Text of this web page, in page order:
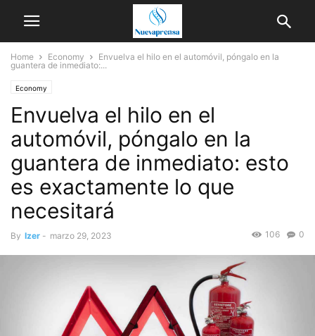
Home Economy
Envuelva el hilo en el automóvil, póngalo en la
guantera de inmediato:...
Economy
Envuelva el hilo en el
automóvil, póngalo en la
guantera de inmediato: esto
es exactamente lo que
necesitará
By Izer - marzo 29, 2023 0
106